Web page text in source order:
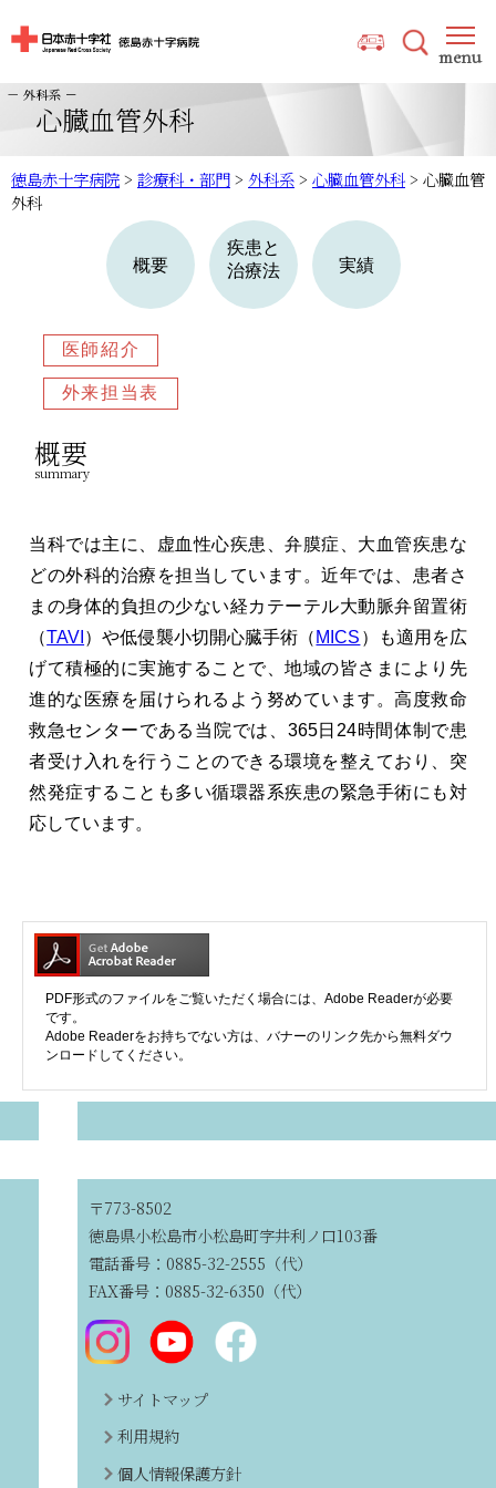
心臓血管外科
徳島赤十字病院> 診療科・部門> 外科系> 心臓血管外科> 心臓血管
外科
概要
疾患と
治療法
実績
医師紹介
外来担当表
概要
summary
当科では主に、虚血性心疾患、弁膜症、大血管疾患な
どの外科的治療を担当しています。近年では、患者さ
まの身体的負担の少ない経カテーテル大動脈弁留置術
（TAVI ）や低侵襲小切開心臓手術（ MICS ）も適用を広
げて積極的に実施することで、地域の皆さまにより先
進的な医療を届けられるよう努めています。高度救命
救急センターである当院では、365日24時間体制で患
者受け入れを行うことのできる環境を整えており、突
然発症することも多い循環器系疾患の緊急手術にも対
応しています。
PDF形式のファイルをご覧いただく場合には、Adobe Readerが必要
です。
Adobe Readerをお持ちでない方は、バナーのリンク先から無料ダウ
ンロードしてください。
〒773-8502
徳島県小松島市小松島町字井利ノ口103番
電話番号：0885-32-2555（代）
FAX番号：0885-32-6350（代）
サイトマップ
利用規約
個人情報保護方針